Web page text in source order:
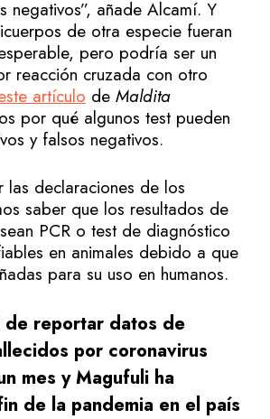
negativos”, añade Alcamí. Y
de otra especie fueran
pero podría ser un
reacción cruzada con otro
artículo de Maldita
por qué algunos test pueden
y falsos negativos.
las declaraciones de los
saber que los resultados de
PCR o test de diagnóstico
en animales debido a que
para su uso en humanos.
de reportar datos de
por coronavirus
mes y Magufuli ha
de la pandemia en el país